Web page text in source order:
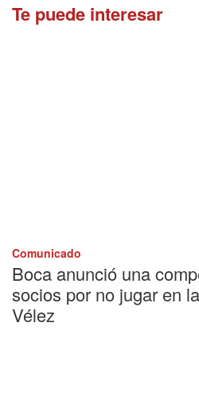
Te puede interesar
Comunicado
Boca anunció una
socios por no jugar en
Vélez